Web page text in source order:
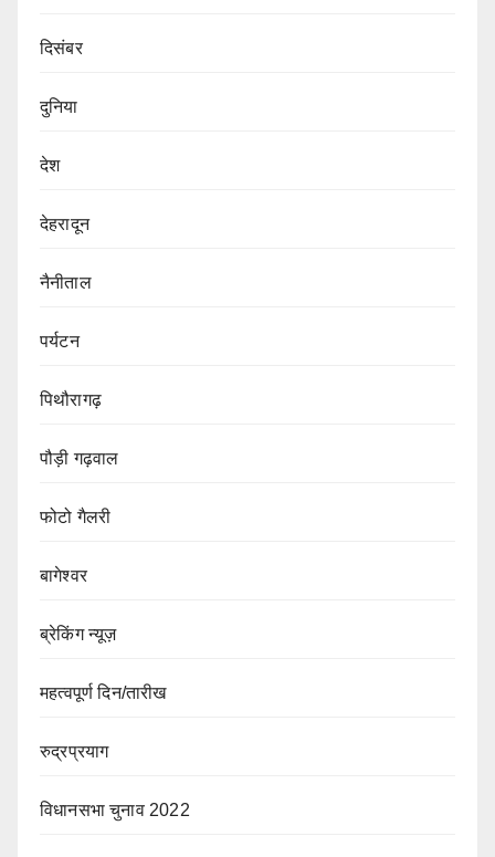
दिसंबर
दुनिया
देश
देहरादून
नैनीताल
पर्यटन
पिथौरागढ़
पौड़ी गढ़वाल
फोटो गैलरी
बागेश्वर
ब्रेकिंग न्यूज़
महत्वपूर्ण दिन/तारीख
रुद्रप्रयाग
विधानसभा चुनाव 2022